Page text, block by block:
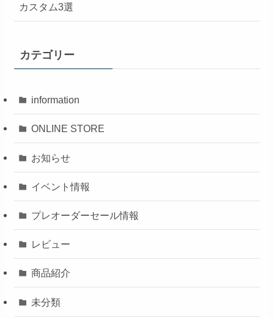
カスタム3選
カテゴリー
information
ONLINE STORE
お知らせ
イベント情報
プレオーダーセール情報
レビュー
商品紹介
未分類